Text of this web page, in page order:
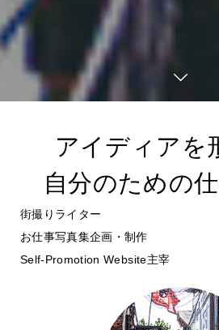
アイディアを
自分のための
街撮りライター
お仕事写真集企画・制作
Self-Promotion Website主宰